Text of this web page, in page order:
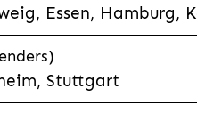
Essen,
Stuttgart